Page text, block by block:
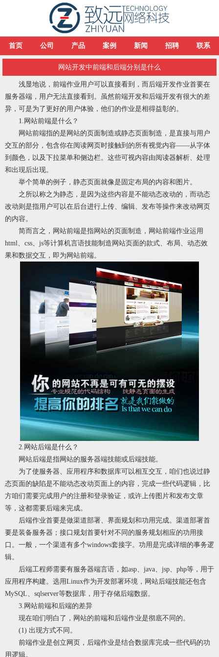
首页 公司 产品 案例 新闻 招聘 联系
网站开发中前端和后端分别是什么
浅显地说，前端作业用户可以直接看到，而后端开发作业首要在
服务器端，用户无法直接看到。虽然前端开发和后端开发有很大的差
异，可是为了更好的用户体验，他们的作业是相得益彰的。
1.网站前端是什么？
网站前端指的是网站的页面制造或静态页面制造，是直接与用户
交互的部分，包含你在阅读网页时接触到的所有视觉内容——从字体
到颜色，以及下拉菜单和侧边栏。这些可视内容由阅读器解析、处理
和出现后出现。
举个简单的例子，静态页面就像是固定布局的内容和图片。
之所以称之为静态，是因为这些内容是不能动态改动的，而动态
改动则是指用户可以在后台进行上传、编辑、发布等操作来改动网页
的内容。
简而言之，网站前端是指网站的页面制造，网站前端作业运用
html、css、js等计算机言语技能制造网站页面的款式、布局、动态效
果和数据交互，即为网站前端。
2.网站后端是什么？
网站后端是指网站的服务器端技能或后端技能。
为了使服务器、应用程序和数据库可以相互交互，咱们也说过静
态页面的缺陷是不能动态改动页面上的内容，完成一些代码逻辑，比
方咱们需要完成用户的注册和登录验证，或许上传图片和发布文章
等，这都需要后端来完成。
后端作业首要是做渠道部署、界面规划和功用完成。渠道部署首
要是装备服务器；接口规划首要针对不同的服务规划相应的功用接
口。一般，一个渠道有多个windows套接字。功用是完成详细的事务逻
辑。
后端工程师需要有服务器端言语，如asp、java、jsp、php等，用于
应用程序构建。选用Linux作为开发部署环境，网站后端技能还包含
MySQL、sqlserver等数据库，用于存储后端数据。
3.网站前端和后端的差异
现在咱们明白了，网站的前端和后端作业是彻底不同的。
(1) 出现方式不同。
前端作业是创立网页，后端作业是结合数据库完成一些代码的功
用逻辑。